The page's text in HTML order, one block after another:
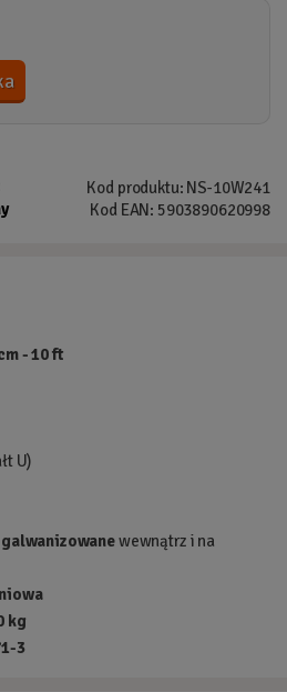
Kod produktu: NS-10W241
Kod EAN: 5903890620998
- 10 ft
U)
galwanizowanewewnątrz i na
kg
3